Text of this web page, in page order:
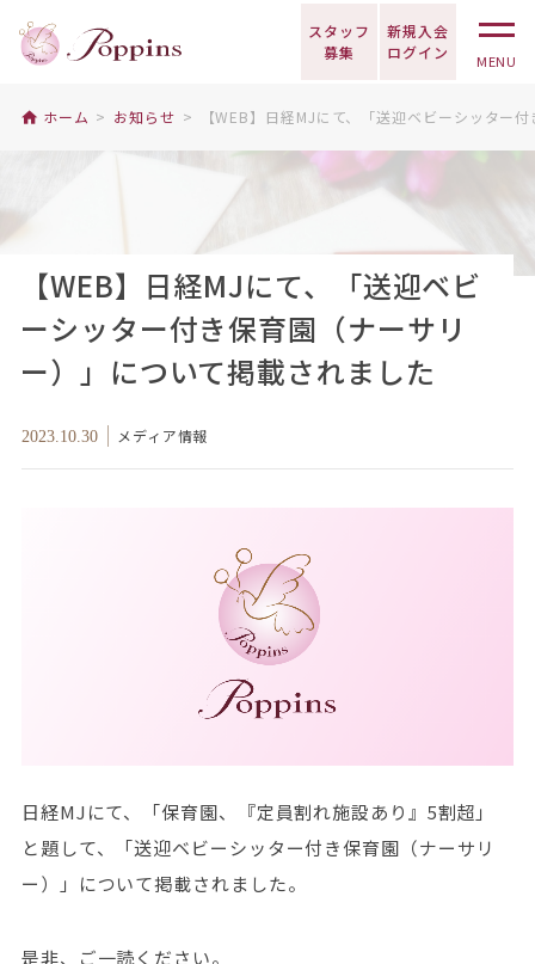
スタッフ
募集
新規入会
ログイン
MENU
ホーム お知らせ 【WEB】日経MJにて、「送迎ベビーシッター
【WEB】日経MJにて、「送迎ベビ
ーシッター付き保育園（ナーサリ
ー）」について掲載されました
2023.10.30 メディア情報
日経MJにて、「保育園、『定員割れ施設あり』5割超」
と題して、「送迎ベビーシッター付き保育園（ナーサリ
ー）」について掲載されました。
是非、ご一読ください。